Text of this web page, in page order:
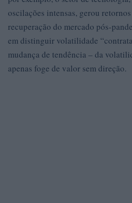
oscilações intensas, gerou
recuperação do mercado pós-
em distinguir volatilidade
mudança de tendência – da
apenas foge de valor sem direção.